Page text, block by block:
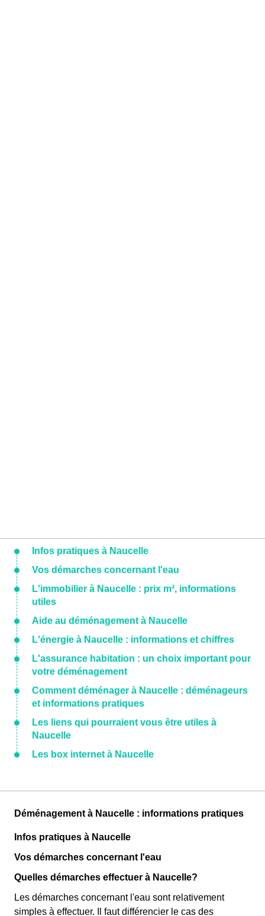
Infos pratiques à Naucelle
Vos démarches concernant l'eau
L'immobilier à Naucelle : prix m², informations
utiles
Aide au déménagement à Naucelle
L'énergie à Naucelle : informations et chiffres
L'assurance habitation : un choix important pour
votre déménagement
Comment déménager à Naucelle : déménageurs
et informations pratiques
Les liens qui pourraient vous être utiles à
Naucelle
Les box internet à Naucelle
Déménagement à Naucelle : informations pratiques
Infos pratiques à Naucelle
Vos démarches concernant l'eau
Quelles démarches effectuer à Naucelle?
Les démarches concernant l'eau sont relativement
simples à effectuer. Il faut différencier le cas des